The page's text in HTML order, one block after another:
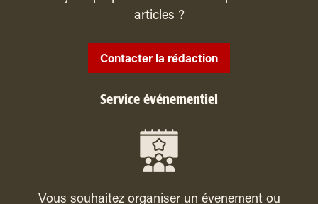
articles ?
Contacter la rédaction
Service événementiel
Vous souhaitez organiser un évenement ou